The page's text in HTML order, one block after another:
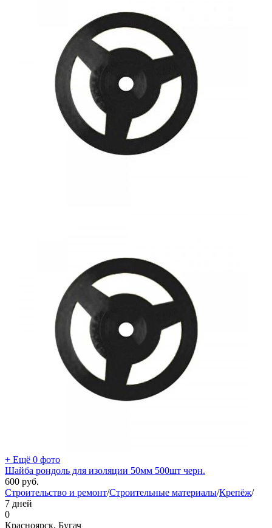
+ Ещё 0 фото
Шайба рондоль для изоляции 50мм 500шт черн.
600 руб.
Строительство и ремонт/Строительные материалы/Крепёж/
7 дней
0
Красноярск, Бугач